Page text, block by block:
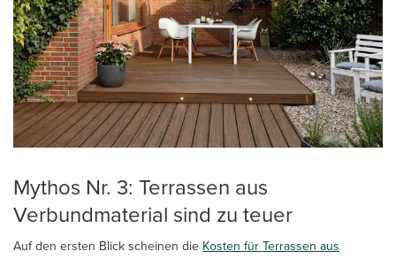
Mythos Nr. 3: Terrassen aus
Verbundmaterial sind zu teuer
Auf den ersten Blick scheinen die Kosten für Terrassen aus